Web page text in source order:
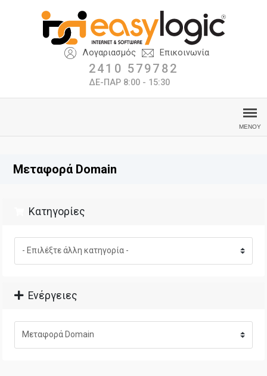
Λογαριασμός Επικοινωνία
2410 579782
ΔΕ-ΠΑΡ 8:00 - 15:30
Μεταφορά Domain
Κατηγορίες
Ενέργειες